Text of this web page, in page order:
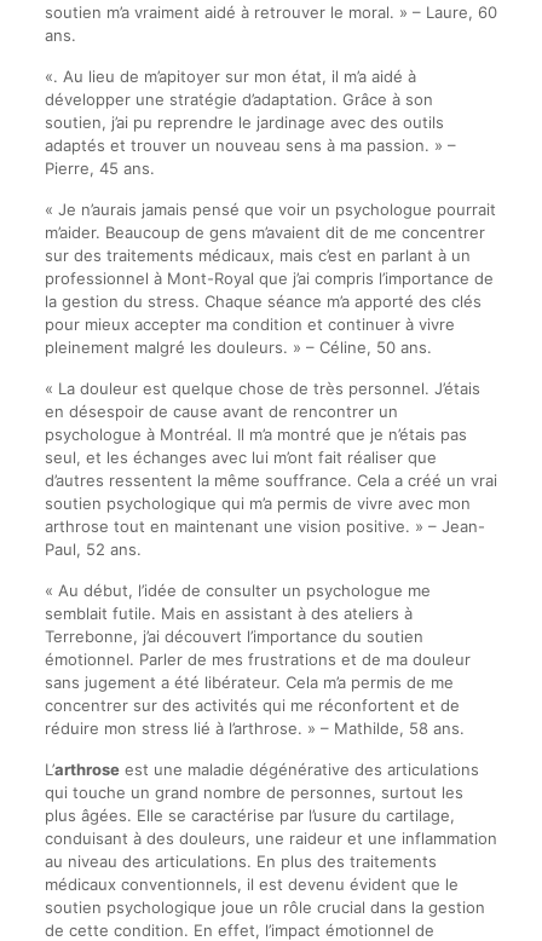
soutien m’a vraiment aidé à retrouver le moral. » – Laure, 60
ans.
«. Au lieu de m’apitoyer sur mon état, il m’a aidé à
développer une stratégie d’adaptation. Grâce à son
soutien, j’ai pu reprendre le jardinage avec des outils
adaptés et trouver un nouveau sens à ma passion. » –
Pierre, 45 ans.
« Je n’aurais jamais pensé que voir un psychologue pourrait
m’aider. Beaucoup de gens m’avaient dit de me concentrer
sur des traitements médicaux, mais c’est en parlant à un
professionnel à Mont-Royal que j’ai compris l’importance de
la gestion du stress. Chaque séance m’a apporté des clés
pour mieux accepter ma condition et continuer à vivre
pleinement malgré les douleurs. » – Céline, 50 ans.
« La douleur est quelque chose de très personnel. J’étais
en désespoir de cause avant de rencontrer un
psychologue à Montréal. Il m’a montré que je n’étais pas
seul, et les échanges avec lui m’ont fait réaliser que
d’autres ressentent la même souffrance. Cela a créé un vrai
soutien psychologique qui m’a permis de vivre avec mon
arthrose tout en maintenant une vision positive. » – Jean-
Paul, 52 ans.
« Au début, l’idée de consulter un psychologue me
semblait futile. Mais en assistant à des ateliers à
Terrebonne, j’ai découvert l’importance du soutien
émotionnel. Parler de mes frustrations et de ma douleur
sans jugement a été libérateur. Cela m’a permis de me
concentrer sur des activités qui me réconfortent et de
réduire mon stress lié à l’arthrose. » – Mathilde, 58 ans.
L’arthroseest une maladie dégénérative des articulations
qui touche un grand nombre de personnes, surtout les
plus âgées. Elle se caractérise par l’usure du cartilage,
conduisant à des douleurs, une raideur et une inflammation
au niveau des articulations. En plus des traitements
médicaux conventionnels, il est devenu évident que le
soutien psychologique joue un rôle crucial dans la gestion
de cette condition. En effet, l’impact émotionnel de